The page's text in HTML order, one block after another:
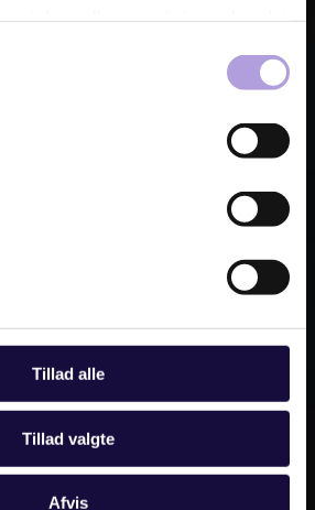
Tillad alle
Tillad valgte
Afvis